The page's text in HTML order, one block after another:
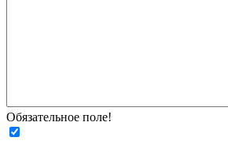
Обязательное поле!